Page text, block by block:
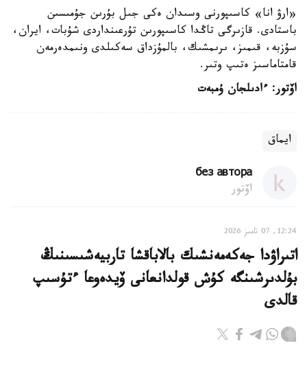
«ارۋ انا» كاسىپورنى وسىدان ەكى جىل بۇرىن جۇمىسىن
باستادى. قازىرگى تاڭدا كاسىپورىن تۇرعىنداردى شۇبات، ايران،
سۇزبە، قىمىز، ىرىمشىك، بالمۇزداق سەكىلدى ونىمدەرمەن
قامتاماسىز ەتىپ وتىر.
اۆتور: ءادىلجان ۇمبەت
ايماق
без автора
اۆتور
12:24, 07 تامىز 2026
اتىراۋدا جەكەمەنشىك بالاباقشا تاربيەشىسىنىڭ
بۇلدىرشىنگە كۇش قولدانعانى ۆيدەوعا ءتۇسىپ
قالدى